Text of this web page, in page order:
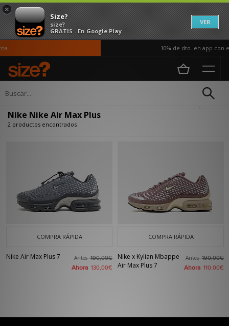
×
Size?
size?
GRATIS - En Google Play
VER
10% de dto. en app con
Página principal
Nike Nike Air Max Plus
2 productos encontrados
COMPRA RÁPIDA
Nike Air Max Plus 7 Antes190,00€
Ahora 130,00€
COMPRA RÁPIDA
Nike x Kylian Mbappe
Air Max Plus 7
Antes190,00€
Ahora 110,00€